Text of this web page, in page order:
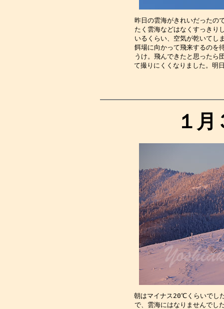
昨日の雲海がきれいだったの
たく雲海などはなくすっきり
いるくらい、空気が乾いてし
餌場に向かって飛来するのを
うけ。飛んできたと思ったら
て撮りにくくなりました。
１
朝はマイナス20℃くらいでし
で、雲海にはなりませんでし